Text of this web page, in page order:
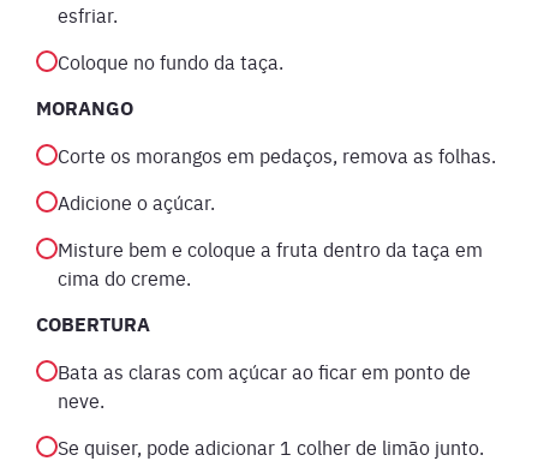
esfriar.
Coloque no fundo da taça.
MORANGO
Corte os morangos em pedaços, remova as folhas.
Adicione o açúcar.
Misture bem e coloque a fruta dentro da taça em
cima do creme.
COBERTURA
Bata as claras com açúcar ao ficar em ponto de
neve.
Se quiser, pode adicionar 1 colher de limão junto.